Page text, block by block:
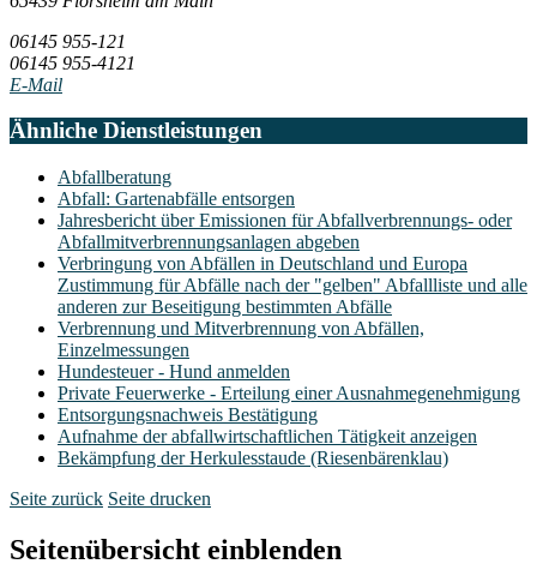
06145 955-121
06145 955-4121
E-Mail
Ähnliche Dienstleistungen
Abfallberatung
Abfall: Gartenabfälle entsorgen
Jahresbericht über Emissionen für Abfallverbrennungs- oder
Abfallmitverbrennungsanlagen abgeben
Verbringung von Abfällen in Deutschland und Europa
Zustimmung für Abfälle nach der "gelben" Abfallliste und alle
anderen zur Beseitigung bestimmten Abfälle
Verbrennung und Mitverbrennung von Abfällen,
Einzelmessungen
Hundesteuer - Hund anmelden
Private Feuerwerke - Erteilung einer Ausnahmegenehmigung
Entsorgungsnachweis Bestätigung
Aufnahme der abfallwirtschaftlichen Tätigkeit anzeigen
Bekämpfung der Herkulesstaude (Riesenbärenklau)
Seite zurück Seite drucken
Seitenübersicht einblenden